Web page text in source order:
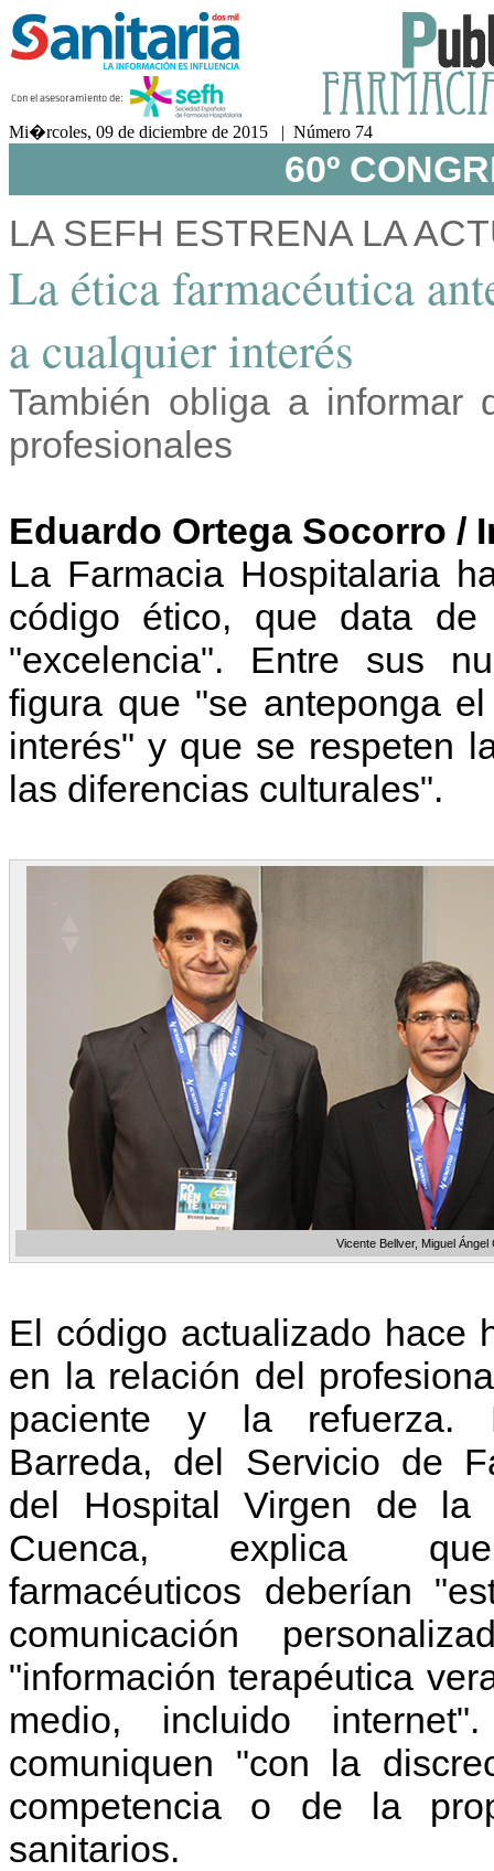
Mi�rcoles, 09 de diciembre de 2015 | Número 74
60º
LA SEFH ESTRENA LA
La ética farmacéutica
a cualquier interés
También obliga a informar
profesionales
Eduardo Ortega Socorro /
La Farmacia Hospitalaria
código ético, que data
"excelencia". Entre sus
figura que "se anteponga
interés" y que se respeten
las diferencias culturales".
Vicente Bellver, Miguel
El código actualizado hace
en la relación del
paciente y la refuerza.
Barreda, del Servicio de
del Hospital Virgen de la
Cuenca, explica
farmacéuticos deberían
comunicación
"información terapéutica
medio, incluido
comuniquen "con la
competencia o de la
sanitarios.